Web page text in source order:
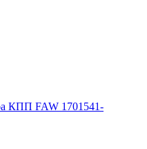
КПП FAW 1701541-